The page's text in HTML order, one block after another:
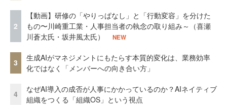
2
【動画】研修の「やりっぱなし」と「行動変容」を分けた
もの〜川崎重工業・人事担当者の執念の取り組み～（喜瀬
川蒼太氏・坂井風太氏）
NEW
3
生成AIがマネジメントにもたらす本質的変化は、業務効率
化ではなく「メンバーへの向き合い方」
4
なぜAI導入の成否が人事にかかっているのか？AIネイティブ
組織をつくる「組織OS」という視点